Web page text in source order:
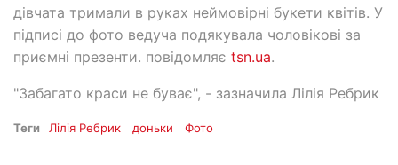
дівчата тримали в руках неймовірні букети квітів. У
підписі до фото ведуча подякувала чоловікові за
приємні презенти. повідомляє tsn.ua.
"Забагато краси не буває", - зазначила Лілія Ребрик
Теги Лілія Ребрик доньки Фото